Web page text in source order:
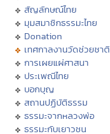
สัญลักษณ์ไทย
มุมสมาชิกธรรมะไทย
Donation
เทศกาลงานวัดช่วยชาติ
การเผยแผ่ศาสนา
ประเพณีไทย
บอกบุญ
สถานปฏิบัติธรรม
ธรรมะจากหลวงพ่อ
ธรรมะกับเยาวชน